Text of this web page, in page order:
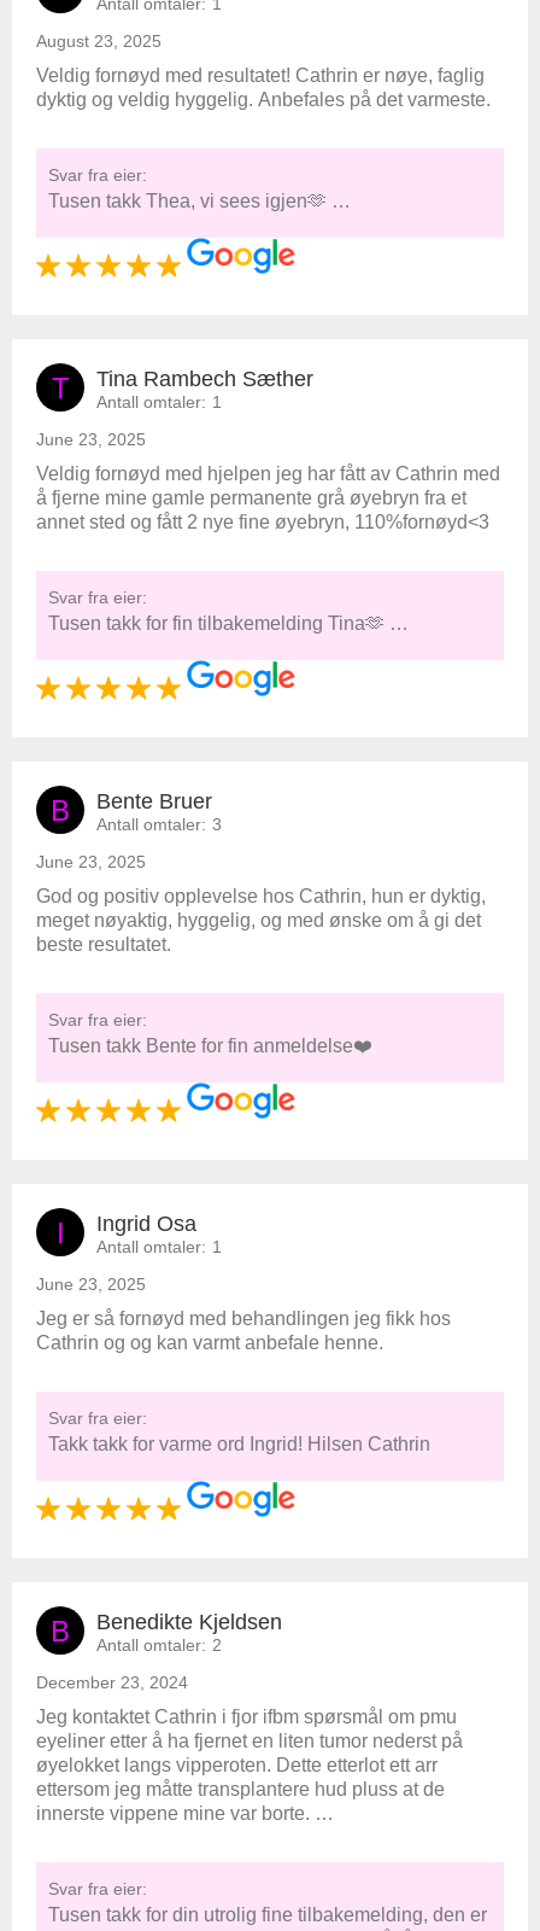
August 23, 2025
Veldig fornøyd med resultatet! Cathrin er nøye, faglig
dyktig og veldig hyggelig. Anbefales på det varmeste.
Svar fra eier:
Tusen takk Thea, vi sees igjen🫶 …
T Tina Rambech Sæther
Antall omtaler: 1
June 23, 2025
Veldig fornøyd med hjelpen jeg har fått av Cathrin med
å fjerne mine gamle permanente grå øyebryn fra et
annet sted og fått 2 nye fine øyebryn, 110%fornøyd<3
Svar fra eier:
Tusen takk for fin tilbakemelding Tina🫶 …
B Bente Bruer
Antall omtaler: 3
June 23, 2025
God og positiv opplevelse hos Cathrin, hun er dyktig,
meget nøyaktig, hyggelig, og med ønske om å gi det
beste resultatet.
Svar fra eier:
Tusen takk Bente for fin anmeldelse❤️
I Ingrid Osa
Antall omtaler: 1
June 23, 2025
Jeg er så fornøyd med behandlingen jeg fikk hos
Cathrin og og kan varmt anbefale henne.
Svar fra eier:
Takk takk for varme ord Ingrid! Hilsen Cathrin
B Benedikte Kjeldsen
Antall omtaler: 2
December 23, 2024
Jeg kontaktet Cathrin i fjor ifbm spørsmål om pmu
eyeliner etter å ha fjernet en liten tumor nederst på
øyelokket langs vipperoten. Dette etterlot ett arr
ettersom jeg måtte transplantere hud pluss at de
innerste vippene mine var borte. …
Svar fra eier:
Tusen takk for din utrolig fine tilbakemelding, den er